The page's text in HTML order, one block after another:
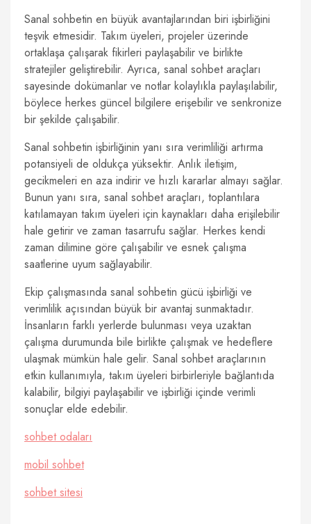
Sanal sohbetin en büyük avantajlarından biri işbirliğini
teşvik etmesidir. Takım üyeleri, projeler üzerinde
ortaklaşa çalışarak fikirleri paylaşabilir ve birlikte
stratejiler geliştirebilir. Ayrıca, sanal sohbet araçları
sayesinde dokümanlar ve notlar kolaylıkla paylaşılabilir,
böylece herkes güncel bilgilere erişebilir ve senkronize
bir şekilde çalışabilir.
Sanal sohbetin işbirliğinin yanı sıra verimliliği artırma
potansiyeli de oldukça yüksektir. Anlık iletişim,
gecikmeleri en aza indirir ve hızlı kararlar almayı sağlar.
Bunun yanı sıra, sanal sohbet araçları, toplantılara
katılamayan takım üyeleri için kaynakları daha erişilebilir
hale getirir ve zaman tasarrufu sağlar. Herkes kendi
zaman dilimine göre çalışabilir ve esnek çalışma
saatlerine uyum sağlayabilir.
Ekip çalışmasında sanal sohbetin gücü işbirliği ve
verimlilik açısından büyük bir avantaj sunmaktadır.
İnsanların farklı yerlerde bulunması veya uzaktan
çalışma durumunda bile birlikte çalışmak ve hedeflere
ulaşmak mümkün hale gelir. Sanal sohbet araçlarının
etkin kullanımıyla, takım üyeleri birbirleriyle bağlantıda
kalabilir, bilgiyi paylaşabilir ve işbirliği içinde verimli
sonuçlar elde edebilir.
sohbet odaları
mobil sohbet
sohbet sitesi